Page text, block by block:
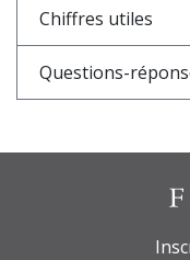
Chiffres utiles
Questions-